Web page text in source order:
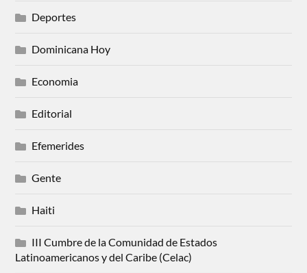
Deportes
Dominicana Hoy
Economia
Editorial
Efemerides
Gente
Haiti
III Cumbre de la Comunidad de Estados
Latinoamericanos y del Caribe (Celac)